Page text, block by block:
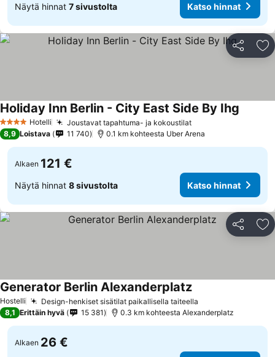
Näytä hinnat 7 sivustolta Katso hinnat
Jaa
4 Tähtiluokitus
Hotelli Joustavat tapahtuma- ja kokoustilat
Holiday Inn Berlin - City East Side By Ihg
8,9 Loistava 11 740 0.1 km kohteesta Uber Arena
Alkaen 121 €
Näytä hinnat 8 sivustolta Katso hinnat
Jaa
Hostelli Design-henkiset sisätilat paikallisella taiteella
Generator Berlin Alexanderplatz
8,1 Erittäin hyvä 15 381 0.3 km kohteesta Alexanderplatz
Alkaen 26 €